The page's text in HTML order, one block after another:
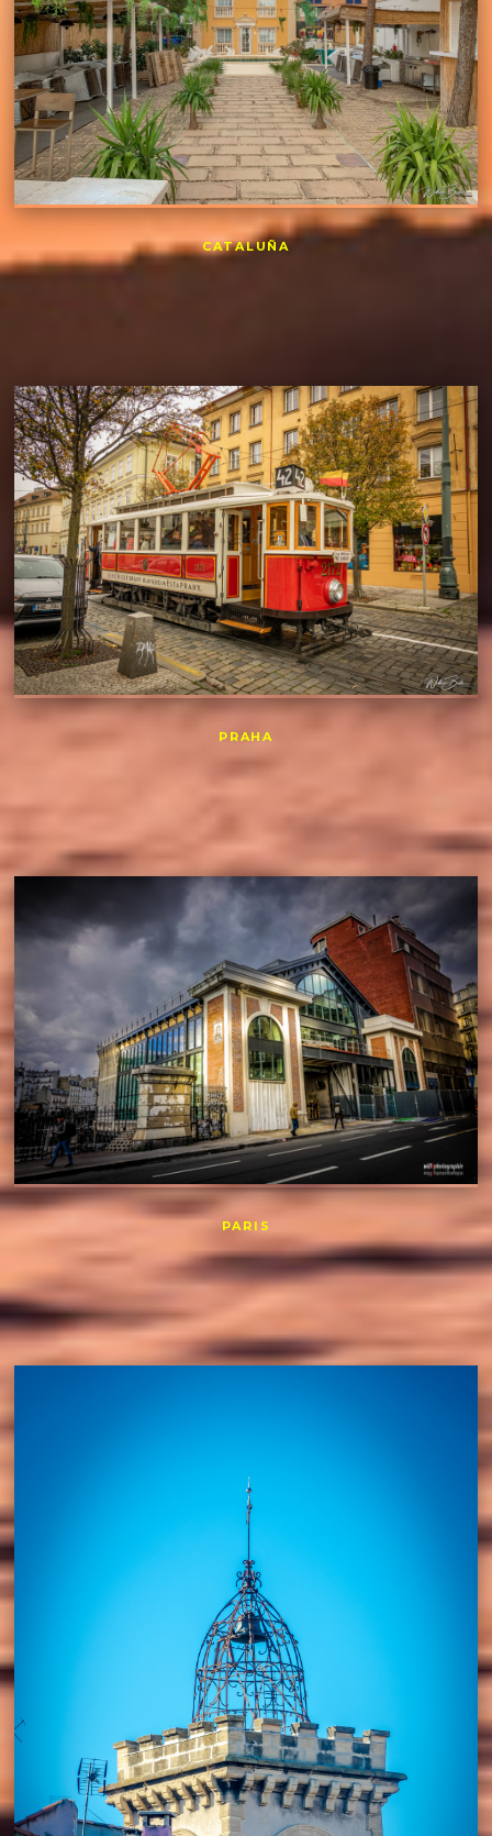
CATALUÑA
PRAHA
PARIS